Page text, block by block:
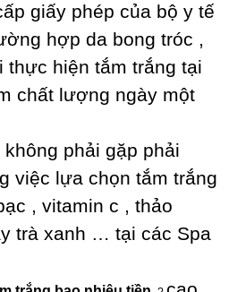
giấy phép của bộ y tế
hợp da bong tróc ,
hiện tắm trắng tại
chất lượng ngày một
phải gặp phải
việc lựa chọn tắm trắng
, vitamin c , thảo
trà xanh … tại các Spa